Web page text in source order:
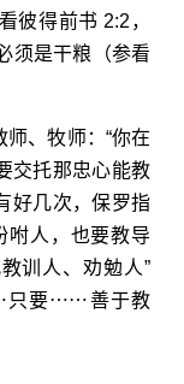
彼得前书 2:2 ，
须是干粮（参看
、牧师：“你在
交托那忠心能教
好几次，保罗指
咐人，也要教导
训人、劝勉人”
只要⋯⋯善于教